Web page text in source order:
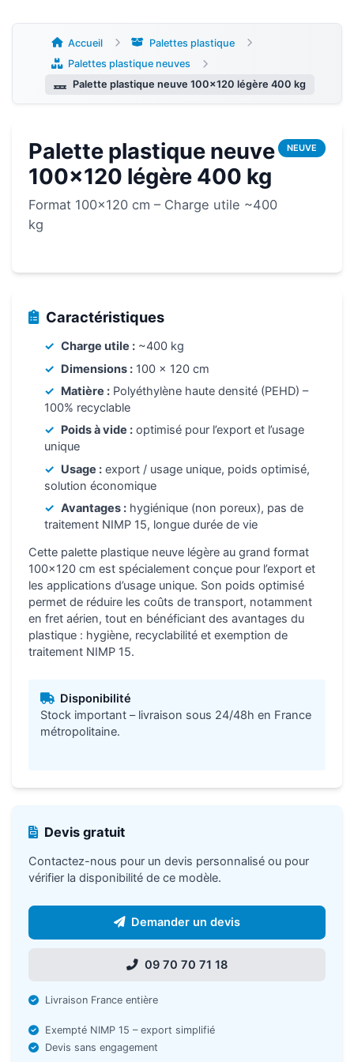
Accueil
Palettes plastique
Palettes plastique neuves
Palette plastique neuve 100×120 légère 400 kg
Palette plastique neuve
100×120 légère 400 kg
Format 100×120 cm – Charge utile ~400
kg
NEUVE
Caractéristiques
Charge utile :~400 kg
Dimensions :100 x 120 cm
Matière :Polyéthylène haute densité (PEHD) –
100% recyclable
Poids à vide :optimisé pour l’export et l’usage
unique
Usage :export / usage unique, poids optimisé,
solution économique
Avantages :hygiénique (non poreux), pas de
traitement NIMP 15, longue durée de vie
Cette palette plastique neuve légère au grand format
100×120 cm est spécialement conçue pour l’export et
les applications d’usage unique. Son poids optimisé
permet de réduire les coûts de transport, notamment
en fret aérien, tout en bénéficiant des avantages du
plastique : hygiène, recyclabilité et exemption de
traitement NIMP 15.
Disponibilité
Stock important – livraison sous 24/48h en France
métropolitaine.
Devis gratuit
Contactez-nous pour un devis personnalisé ou pour
vérifier la disponibilité de ce modèle.
Demander un devis
09 70 70 71 18
Livraison France entière
Exempté NIMP 15 – export simplifié
Devis sans engagement